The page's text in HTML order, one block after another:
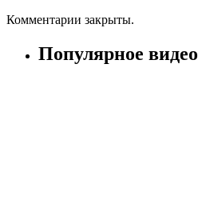
Комментарии закрыты.
Популярное видео